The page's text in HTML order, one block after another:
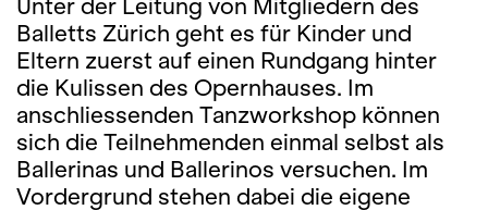
Unter der Leitung von Mitgliedern des
Balletts Zürich geht es für Kinder und
Eltern zuerst auf einen Rundgang hinter
die Kulissen des Opernhauses. Im
anschliessenden Tanzworkshop können
sich die Teilnehmenden einmal selbst als
Ballerinas und Ballerinos versuchen. Im
Vordergrund stehen dabei die eigene